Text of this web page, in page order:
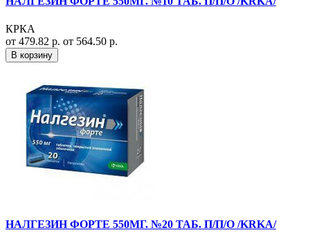
КРКА
от 479.82 р. от 564.50 р.
В корзину
НАЛГЕЗИН ФОРТЕ 550МГ. №20 ТАБ. П/П/О /KRKA/